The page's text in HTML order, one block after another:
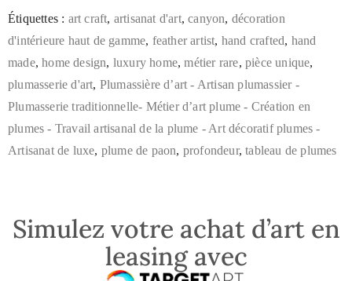
Étiquettes : art craft, artisanat d'art,canyon, décoration
d'intérieure haut de gamme, feather artist, hand crafted, hand
made,home design, luxury home,métier rare,pièce unique,
plumasserie d'art, Plumassière d’art - Artisan plumassier -
Plumasserie traditionnelle- Métier d’art plume - Création en
plumes - Travail artisanal de la plume - Art décoratif plumes -
Artisanat de luxe, plume de paon, profondeur,tableau de plumes
Simulez votre achat d’art en
leasing avec